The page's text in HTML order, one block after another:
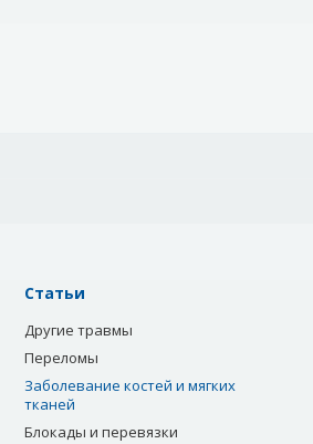
Статьи
Другие травмы
Переломы
Заболевание костей и мягких
тканей
Блокады и перевязки